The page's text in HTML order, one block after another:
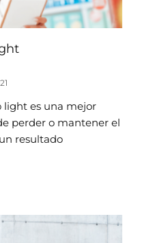
light es una mejor
perder o mantener el
resultado